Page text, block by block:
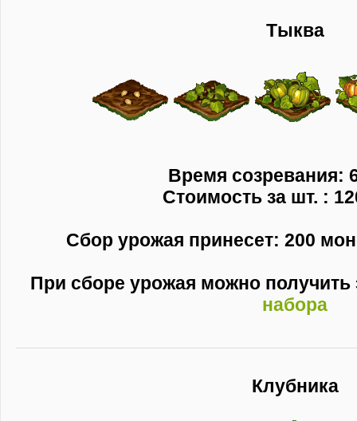
Тыква
Время созревания:
Стоимость за шт. :
Сбор урожая принесет: 200
При сборе урожая можно
набора
Клубника